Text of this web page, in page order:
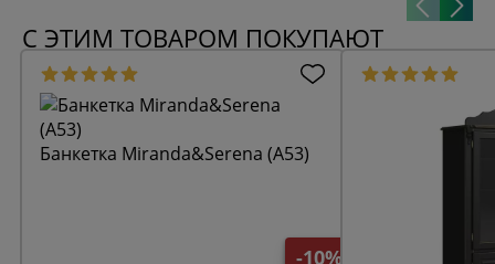
С ЭТИМ ТОВАРОМ ПОКУПАЮТ
-10%
Банкетка Miranda&Serena (A53)